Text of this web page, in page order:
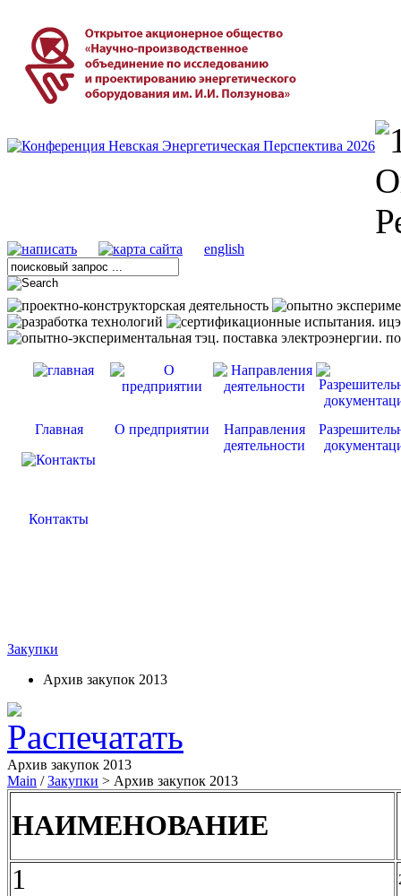
english
Главная О предприятии
Направления
деятельности
Контакты
Закупки
Архив закупок 2013
Архив закупок 2013
Main /Закупки > Архив закупок 2013
НАИМЕНОВАНИЕ
1